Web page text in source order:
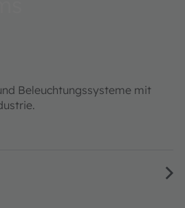
Beleuchtungssysteme mit